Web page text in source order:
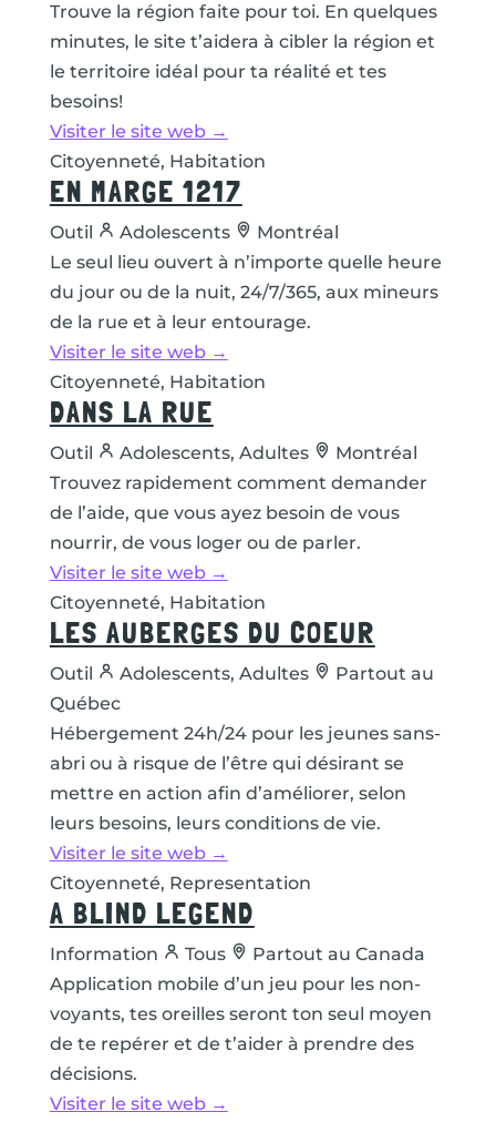
Trouve la région faite pour toi. En quelques
minutes, le site t’aidera à cibler la région et
le territoire idéal pour ta réalité et tes
besoins!
Visiter le site web →
Citoyenneté, Habitation
EN MARGE 1217
Outil Adolescents
Montréal
Le seul lieu ouvert à n’importe quelle heure
du jour ou de la nuit, 24/7/365, aux mineurs
de la rue et à leur entourage.
Visiter le site web →
Citoyenneté, Habitation
DANS LA RUE
Outil Adolescents, Adultes
Montréal
Trouvez rapidement comment demander
de l’aide, que vous ayez besoin de vous
nourrir, de vous loger ou de parler.
Visiter le site web →
Citoyenneté, Habitation
LES AUBERGES DU COEUR
Outil Adolescents, Adultes
Partout au
Québec
Hébergement 24h/24 pour les jeunes sans-
abri ou à risque de l’être qui désirant se
mettre en action afin d’améliorer, selon
leurs besoins, leurs conditions de vie.
Visiter le site web →
Citoyenneté, Representation
A BLIND LEGEND
Information Tous
Partout au Canada
Application mobile d’un jeu pour les non-
voyants, tes oreilles seront ton seul moyen
de te repérer et de t’aider à prendre des
décisions.
Visiter le site web →